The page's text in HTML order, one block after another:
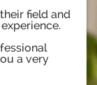
field and
a very